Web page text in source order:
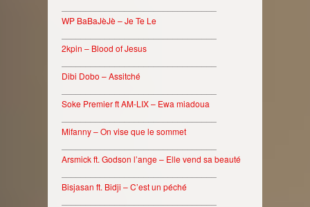
WP BaBaJèJè – Je Te Le
2kpin – Blood of Jesus
Dibi Dobo – Assitché
Soke Premier ft AM-LIX – Ewa miadoua
Mifanny – On vise que le sommet
Arsmick ft. Godson l’ange – Elle vend sa beauté
Bisjasan ft. Bidji – C’est un péché